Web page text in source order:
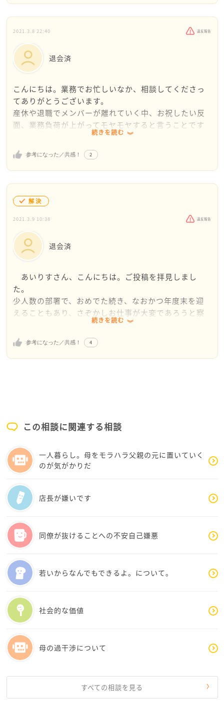
そして、そんな自分が、とても醜いように思えて嫌で
した(あいりすさんのいう「ひねくれた感情」と似たよ
うな気分だと思います)。
でも、振り返ってみれば、そういう感情も必要だった
のかなと思います。
自分が喜べない状況にあるのに、無理やり喜ぶように
すよね。
そもそも、コントロールできるのであれば、とっくに
そうしていますしね。
あいりすさんは「ひねくれた感情」と仰いますが、む
しろ「素直な反応」なのではないかと私は思います。
あいりすさんは一生懸命お仕事をされているので、お
そらく、この先のことが不安になったり、負担に感じ
てしまい、周囲のおめでたい話にも喜ばしい気分にな
れないのではないでしょうか。
そんな時には、自分の感情を認めてあげることも必要
だと思います。
この先の負担や不安を思えば、そう思ってしまうのも
仕方ない、と。
その代わり、何らかの事情で、あいりすさんご自身
は、今のあいりすさんのような思いを持たれる方がい
るかもしれないことを頭の片隅に覚えておいてもらえ
れば嬉しく思います。
ちを無理矢理コントロールするのではなく、そのまま
2021.3.8 22:40 違反報告
退会済
こんにちは。業務でお忙しいなか、相談してくださっ
てありがとうございます。
産休や退職でメンバーが離れていく中、お祝したい反
面、業務負荷が上がってモヤモヤすると言うことです
①業務の面、②気持ちの面で分けて考えてみるのはい
かがでしょうか？
①業務の面
人が減るのに合わせて、業務量を調整するのはあいり
すさんの上司のお仕事なので、引き継ぎされた業務を
全てやる必要はないと思っています。
むしろ、今まで先輩方がやってこられた業務を見直す
チャンスかもしれません。
上司や同僚の方と一緒に、業務の急ぎ度合いや優先度
②気持ちの面
忙しくて気持ちに余裕がない時に、他人のことを喜ぶ
暇なんてなかなか無いですよね。むしろ今はその状態
業務が落ち着いて、また先輩方とお話しする機会があ
ンスに出かけるのもいいかもしれませんよ。
続きを読む
参考になった／共感！ 2
解決
2021.3.9 10:38 違反報告
退会済
あいりすさん、こんにちは。ご投稿を拝見しまし
た。
少人数の部署で、おめでた続き、なおかつ年度末を迎
えることもあり、さぞかしお仕事が大変であろうと察
せられます。本当にお疲れさまです。
ご投稿を拝見して、おめでたいこととはわかってい
ても、ご自分の中にモヤモヤした感情があると気づけ
ていらっしゃることが、私はとても素晴らしいと思い
のではないかと思われます。ネガティブな感情を押し
込めてしまうことは、いつか限界が来ます。お忙しい
の好きなことで上手に息抜きをされたり、ご自分にご
褒美をあげてはいかがでしょうか。
てもらうことがあるかもしれません。今の頑張りが、
将来ご自分の助けにつながることもあるかもしれませ
Sを発信できるようにしておくことも、大切ではないか
と思います。
い。
続きを読む
参考になった／共感！ 4
この相談に関連する相談
一人暮らし。母をモラハラ父親の元に置いていく
のが気がかりだ
店長が嫌いです
同僚が抜けることへの不安自己嫌悪
若いからなんでもできるよ。について。
社会的な価値
母の過干渉について
すべての相談を見る